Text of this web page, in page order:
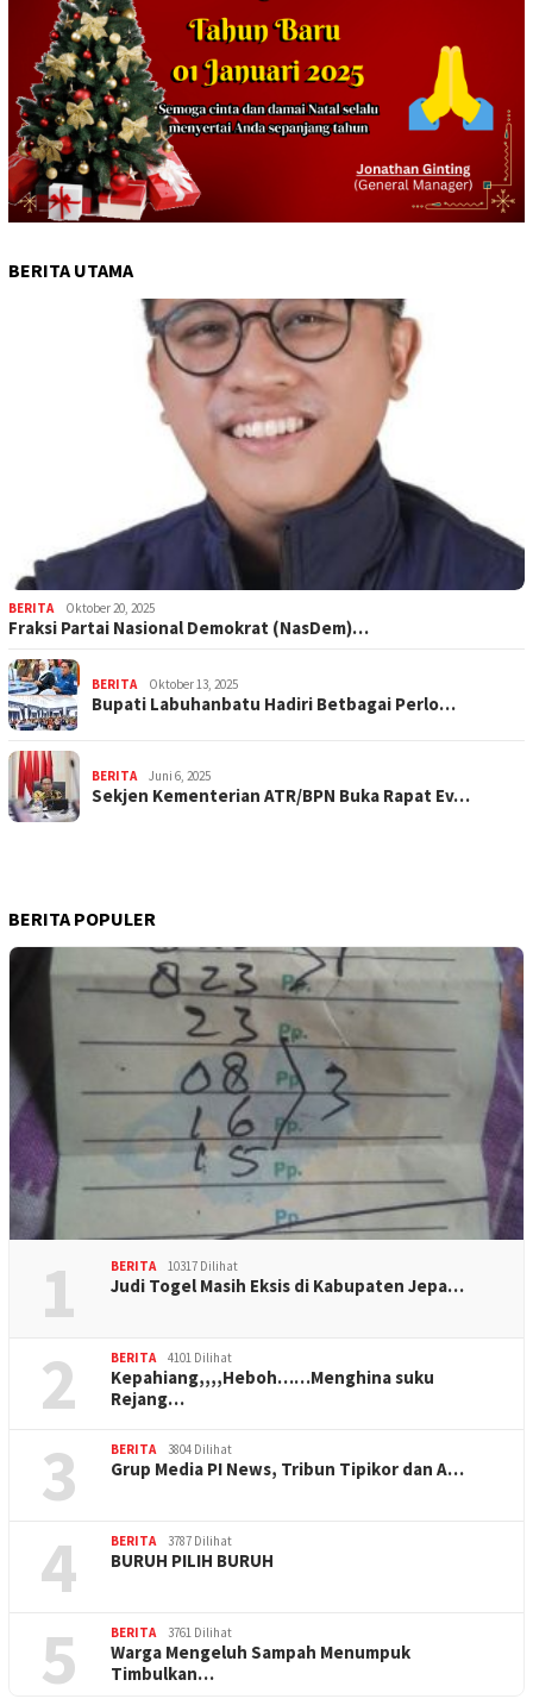
BERITA UTAMA
BERITA Oktober 20, 2025
Fraksi Partai Nasional Demokrat (NasDem)…
BERITA Oktober 13, 2025
Bupati Labuhanbatu Hadiri Betbagai Perlo…
BERITA Juni 6, 2025
Sekjen Kementerian ATR/BPN Buka Rapat Ev…
BERITA POPULER
1 BERITA 10317 Dilihat
Judi Togel Masih Eksis di Kabupaten Jepa…
2 BERITA 4101 Dilihat
Kepahiang,,,,Heboh……Menghina suku
Rejang…
3 BERITA 3804 Dilihat
Grup Media PI News, Tribun Tipikor dan A…
4 BERITA 3787 Dilihat
BURUH PILIH BURUH
5 BERITA 3761 Dilihat
Warga Mengeluh Sampah Menumpuk
Timbulkan…